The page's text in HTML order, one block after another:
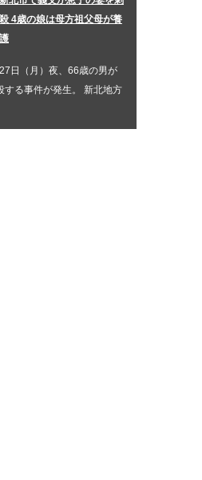
殺 4歳の娘は母方祖父母が養
護
日（月）夜、66歳の男が
する事件が発生。 新北地方